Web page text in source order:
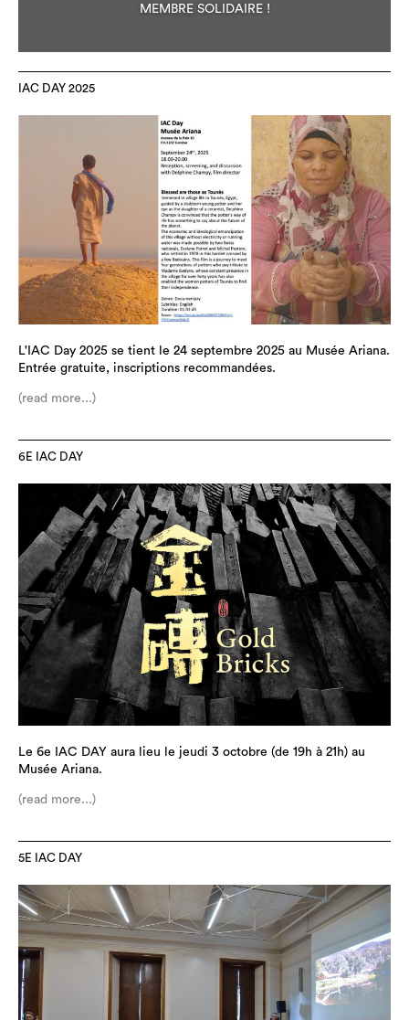
MEMBRE SOLIDAIRE !
IAC DAY 2025
L'IAC Day 2025 se tient le 24 septembre 2025 au Musée Ariana.
Entrée gratuite, inscriptions recommandées.
(read more...)
6E IAC DAY
Le 6e IAC DAY aura lieu le jeudi 3 octobre (de 19h à 21h) au
Musée Ariana.
(read more...)
5E IAC DAY